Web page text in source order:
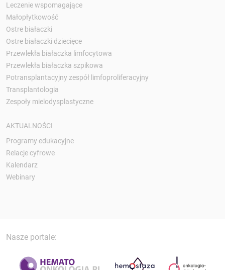
Leczenie wspomagające
Małopłytkowość
Ostre białaczki
Ostre białaczki dziecięce
Przewlekła białaczka limfocytowa
Przewlekła białaczka szpikowa
Potransplantacyjny zespół limfoproliferacyjny
Transplantologia
Zespoły mielodysplastyczne
AKTUALNOŚCI
Programy edukacyjne
Relacje cyfrowe
Kalendarz
Webinary
Nasze portale: